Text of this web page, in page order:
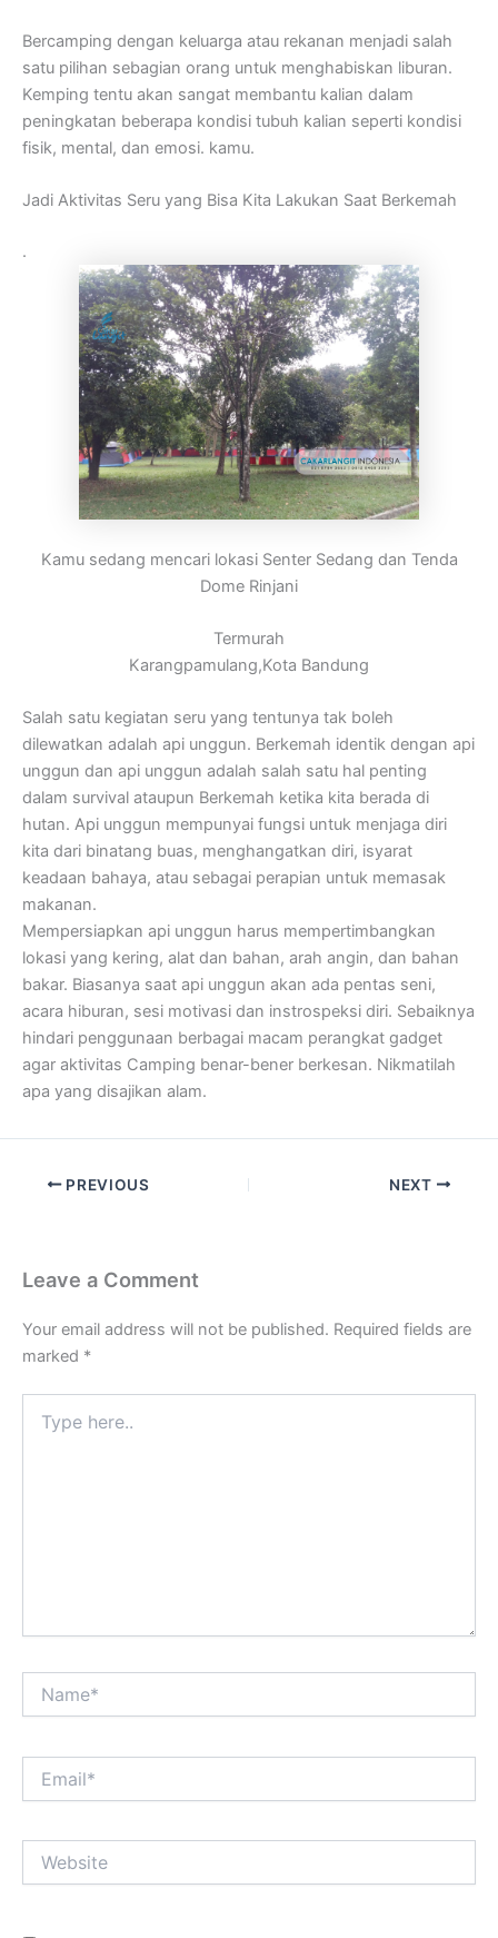
Bercamping dengan keluarga atau rekanan menjadi salah
satu pilihan sebagian orang untuk menghabiskan liburan.
Kemping tentu akan sangat membantu kalian dalam
peningkatan beberapa kondisi tubuh kalian seperti kondisi
fisik, mental, dan emosi. kamu.
Jadi Aktivitas Seru yang Bisa Kita Lakukan Saat Berkemah
.
Kamu sedang mencari lokasi Senter Sedang dan Tenda
Dome Rinjani
Termurah
Karangpamulang,Kota Bandung
Salah satu kegiatan seru yang tentunya tak boleh
dilewatkan adalah api unggun. Berkemah identik dengan api
unggun dan api unggun adalah salah satu hal penting
dalam survival ataupun Berkemah ketika kita berada di
hutan. Api unggun mempunyai fungsi untuk menjaga diri
kita dari binatang buas, menghangatkan diri, isyarat
keadaan bahaya, atau sebagai perapian untuk memasak
makanan.
Mempersiapkan api unggun harus mempertimbangkan
lokasi yang kering, alat dan bahan, arah angin, dan bahan
bakar. Biasanya saat api unggun akan ada pentas seni,
acara hiburan, sesi motivasi dan instrospeksi diri. Sebaiknya
hindari penggunaan berbagai macam perangkat gadget
agar aktivitas Camping benar-bener berkesan. Nikmatilah
apa yang disajikan alam.
PREVIOUS NEXT
Leave a Comment
Your email address will not be published. Required fields are
marked *
here..